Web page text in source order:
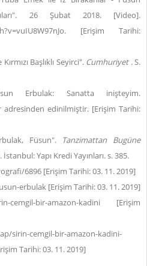
26 Şubat 2018. [Video].
[Erişim Tarihi:
Başlıklı Seyirci". Cumhuriyet . S.
Erbulak: Sanatta inişteyim.
edinilmiştir. [Erişim Tarihi:
Füsun". Tanzimattan Bugüne
İstanbul: Yapı Kredi Yayınları. s. 385.
6896 [Erişim Tarihi: 03. 11. 2019]
erbulak [Erişim Tarihi: 03. 11. 2019]
cemgil-bir-amazon-kadini [Erişim
sirin-cemgil-bir-amazon-kadini-
Tarihi: 03. 11. 2019]